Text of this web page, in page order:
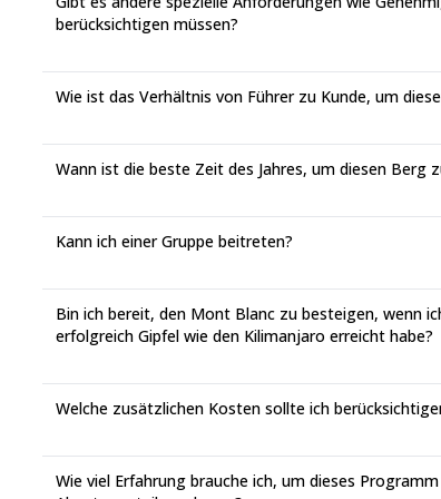
berücksichtigen müssen?
Wie ist das Verhältnis von Führer zu Kunde, um
Wann ist die beste Zeit des Jahres, um diesen Berg
Kann ich einer Gruppe beitreten?
Bin ich bereit, den Mont Blanc zu besteigen, wenn
erfolgreich Gipfel wie den Kilimanjaro erreicht habe?
Welche zusätzlichen Kosten sollte ich
Wie viel Erfahrung brauche ich, um dieses